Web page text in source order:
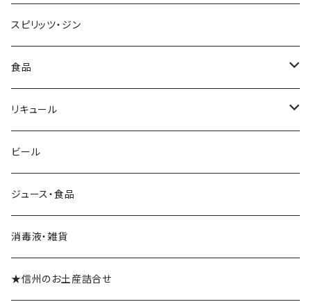
白
赤
白
シャンパン
シャンパン
光るボトル★シャンパン
輸入ウイスキー
ブランデー
スピリッツ・ジン
食品
食品
リキュール
リキュール
梅酒
ビール
ジュース・食品
消毒液・雑貨
★信州のお土産詰合せ